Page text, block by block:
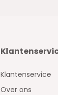
Klantenservice
Over ons